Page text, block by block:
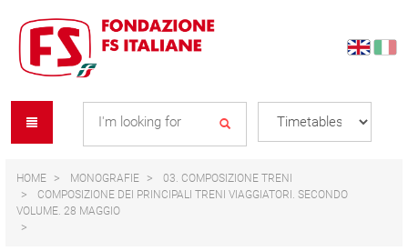
content
navigation
menu
HOME MONOGRAFIE
03. COMPOSIZIONE TRENI
COMPOSIZIONE DEI PRINCIPALI TRENI VIAGGIATORI. SECONDO
VOLUME. 28 MAGGIO